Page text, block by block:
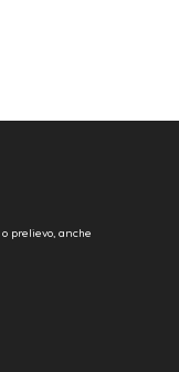
prelievo, anche